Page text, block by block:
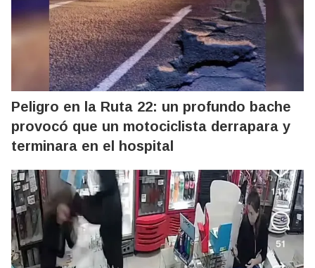
Peligro en la Ruta 22: un profundo bache
provocó que un motociclista derrapara y
terminara en el hospital